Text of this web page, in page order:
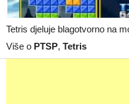
Tetris djeluje blagotvorno na
Više o PTSP, Tetris